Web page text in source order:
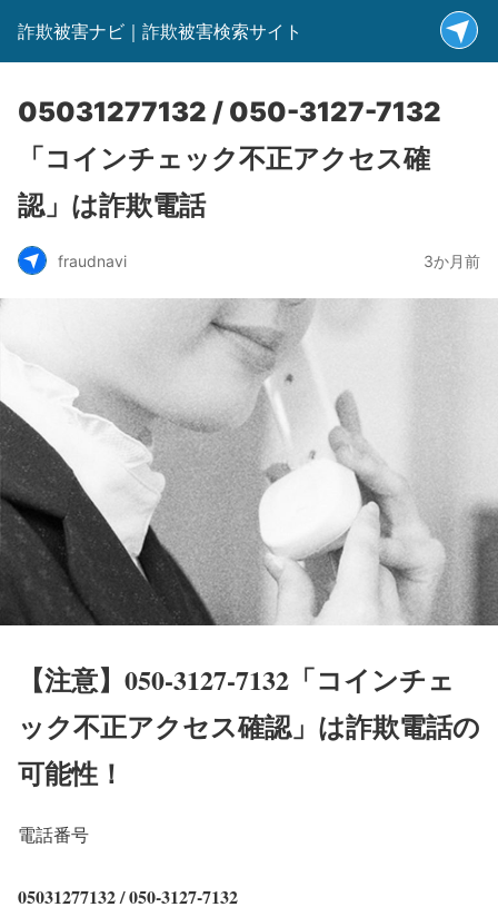
詐欺被害ナビ｜詐欺被害検索サイト
05031277132 / 050-3127-7132
「コインチェック不正アクセス確
認」は詐欺電話
fraudnavi 3か月前
【注意】050-3127-7132「コインチェ
ック不正アクセス確認」は詐欺電話の
可能性！
電話番号
05031277132 / 050-3127-7132